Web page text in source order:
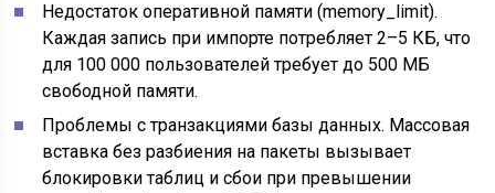
Недостаток оперативной памяти (memory_limit).
Каждая запись при импорте потребляет 2–5 КБ, что
для 100 000 пользователей требует до 500 МБ
свободной памяти.
Проблемы с транзакциями базы данных. Массовая
вставка без разбиения на пакеты вызывает
блокировки таблиц и сбои при превышении